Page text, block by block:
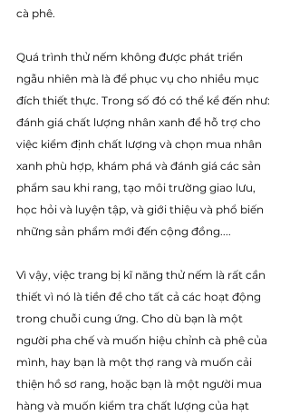
cà phê.
Quá trình thử nếm không được phát triển
ngẫu nhiên mà là để phục vụ cho nhiều mục
đích thiết thực. Trong số đó có thể kể đến như:
đánh giá chất lượng nhân xanh để hỗ trợ cho
việc kiểm định chất lượng và chọn mua nhân
xanh phù hợp, khám phá và đánh giá các sản
phẩm sau khi rang, tạo môi trường giao lưu,
học hỏi và luyện tập, và giới thiệu và phổ biến
những sản phẩm mới đến cộng đồng....
Vì vậy, việc trang bị kĩ năng thử nếm là rất cần
thiết vì nó là tiền đề cho tất cả các hoạt động
trong chuỗi cung ứng. Cho dù bạn là một
người pha chế và muốn hiệu chỉnh cà phê của
mình, hay bạn là một thợ rang và muốn cải
thiện hồ sơ rang, hoặc bạn là một người mua
hàng và muốn kiểm tra chất lượng của hạt